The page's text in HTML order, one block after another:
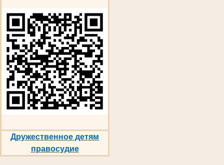
Дружественное детям
правосудие